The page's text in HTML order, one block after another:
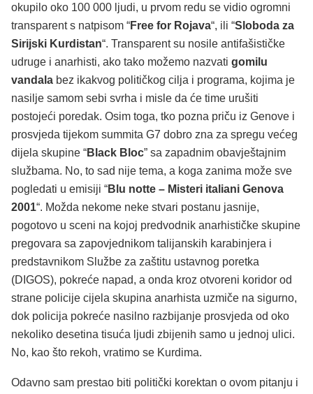
okupilo oko 100 000 ljudi, u prvom redu se vidio ogromni
transparent s natpisom “Free for Rojava“, ili “Sloboda za
Sirijski Kurdistan“. Transparent su nosile antifašističke
udruge i anarhisti, ako tako možemo nazvati gomilu
vandala bez ikakvog političkog cilja i programa, kojima je
nasilje samom sebi svrha i misle da će time urušiti
postojeći poredak. Osim toga, tko pozna priču iz Genove i
prosvjeda tijekom summita G7 dobro zna za spregu većeg
dijela skupine “Black Bloc” sa zapadnim obavještajnim
službama. No, to sad nije tema, a koga zanima može sve
pogledati u emisiji “Blu notte – Misteri italiani Genova
2001“. Možda nekome neke stvari postanu jasnije,
pogotovo u sceni na kojoj predvodnik anarhističke skupine
pregovara sa zapovjednikom talijanskih karabinjera i
predstavnikom Službe za zaštitu ustavnog poretka
(DIGOS), pokreće napad, a onda kroz otvoreni koridor od
strane policije cijela skupina anarhista uzmiče na sigurno,
dok policija pokreće nasilno razbijanje prosvjeda od oko
nekoliko desetina tisuća ljudi zbijenih samo u jednoj ulici.
No, kao što rekoh, vratimo se Kurdima.
Odavno sam prestao biti politički korektan o ovom pitanju i